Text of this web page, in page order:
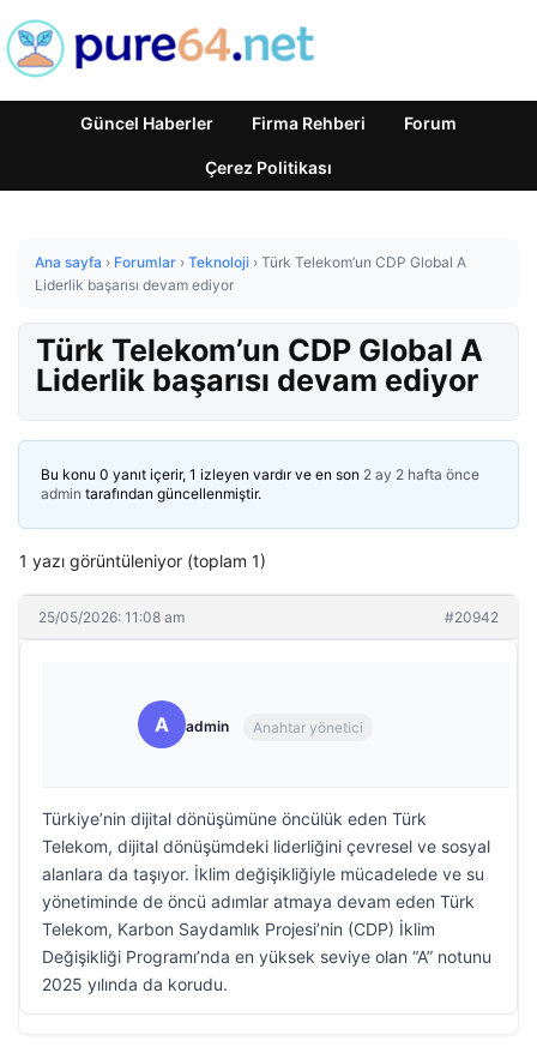
Güncel Haberler Firma Rehberi Forum
Çerez Politikası
Ana sayfa › Forumlar › Teknoloji › Türk Telekom’un CDP Global A
Liderlik başarısı devam ediyor
Türk Telekom’un CDP Global A
Liderlik başarısı devam ediyor
Bu konu 0 yanıt içerir, 1 izleyen vardır ve en son 2 ay 2 hafta önce
admin tarafından güncellenmiştir.
1 yazı görüntüleniyor (toplam 1)
25/05/2026: 11:08 am #20942
A admin Anahtar yönetici
Türkiye’nin dijital dönüşümüne öncülük eden Türk
Telekom, dijital dönüşümdeki liderliğini çevresel ve sosyal
alanlara da taşıyor. İklim değişikliğiyle mücadelede ve su
yönetiminde de öncü adımlar atmaya devam eden Türk
Telekom, Karbon Saydamlık Projesi’nin (CDP) İklim
Değişikliği Programı’nda en yüksek seviye olan “A” notunu
2025 yılında da korudu.